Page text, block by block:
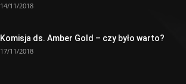
14/11/2018
Komisja ds. Amber Gold – czy było warto?
17/11/2018